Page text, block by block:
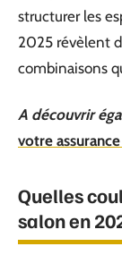
structurer les
2025 révèlent
combinaisons
A découvrir
votre
Quelles
salon en